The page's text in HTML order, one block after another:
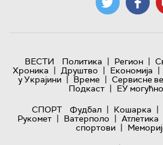
ВЕСТИ Политика | Регион |
Хроника | Друштво | Економија |
у Украјини | Време | Сервисне
Подкаст | ЕУ
СПОРТ
Фудбал | Кошарка |
Рукомет | Ватерполо | Атлетика
спортови |